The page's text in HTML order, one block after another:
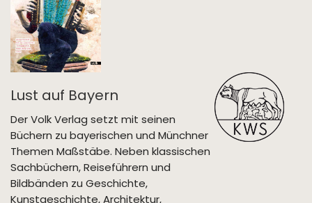
Lust auf Bayern
Der Volk Verlag setzt mit seinen
Büchern zu bayerischen und Münchner
Themen Maßstäbe. Neben klassischen
Sachbüchern, Reiseführern und
Bildbänden zu Geschichte,
Kunstgeschichte, Architektur,